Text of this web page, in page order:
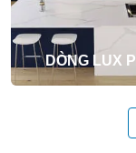
DÒNG LUX